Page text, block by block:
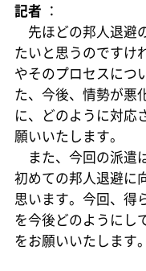
記者 ：
先ほどの邦人退避
たいと思うのですけ
やそのプロセスにつ
た、今後、情勢が悪
に、どのように対応
願いいたします。
また、今回の派遣
初めての邦人退避に
思います。今回、得
を今後どのようにし
をお願いいたします。